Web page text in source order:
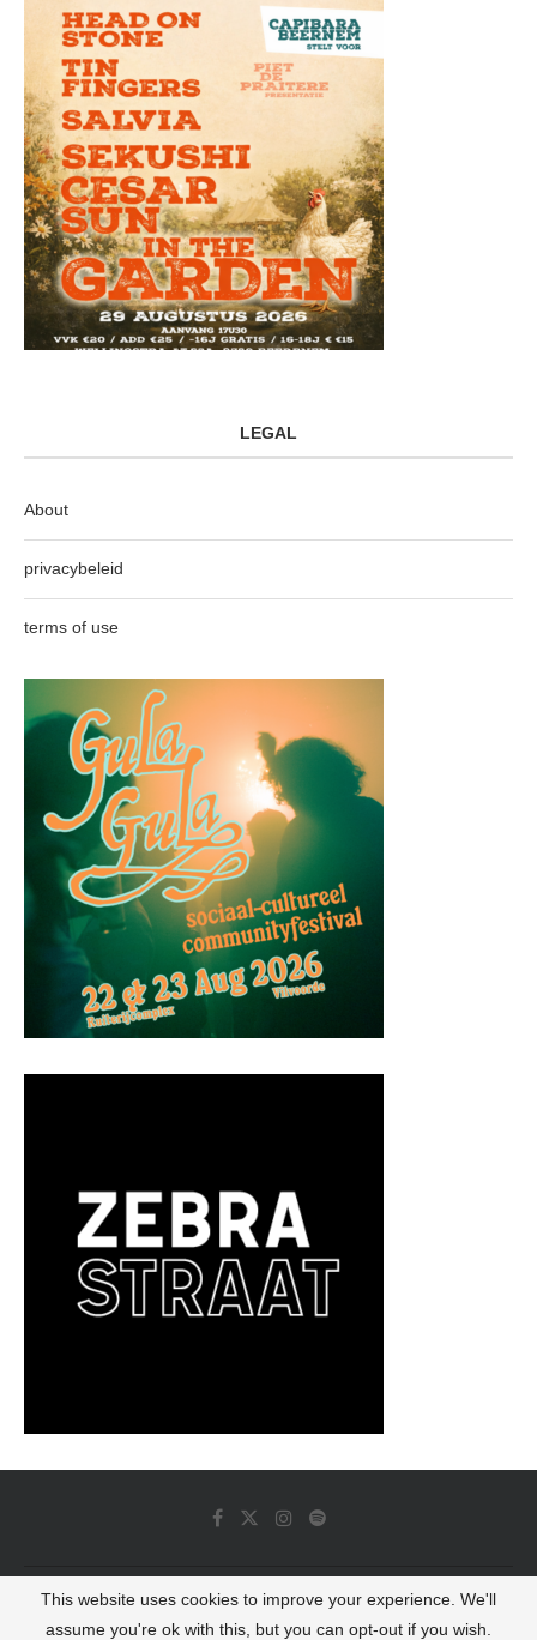
LEGAL
About
privacybeleid
terms of use
© 2022 - Luminous Dash All Rights Reserved
This website uses cookies to improve your experience. We'll
assume you're ok with this, but you can opt-out if you wish.